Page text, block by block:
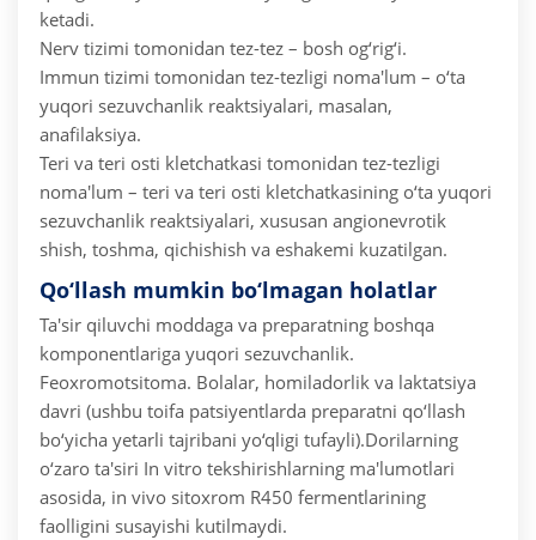
ketadi.
Nerv tizimi tomonidan tez-tez – bosh og‘rig‘i.
Immun tizimi tomonidan tez-tezligi noma'lum – o‘ta
yuqori sezuvchanlik reaktsiyalari, masalan,
anafilaksiya.
Teri va teri osti kletchatkasi tomonidan tez-tezligi
noma'lum – teri va teri osti kletchatkasining o‘ta yuqori
sezuvchanlik reaktsiyalari, xususan angionevrotik
shish, toshma, qichishish va eshakemi kuzatilgan.
Qo‘llash mumkin bo‘lmagan holatlar
Ta'sir qiluvchi moddaga va preparatning boshqa
komponentlariga yuqori sezuvchanlik.
Feoxromotsitoma. Bolalar, homiladorlik va laktatsiya
davri (ushbu toifa patsiyentlarda preparatni qo‘llash
bo‘yicha yetarli tajribani yo‘qligi tufayli).Dorilarning
o‘zaro ta'siri In vitro tekshirishlarning ma'lumotlari
asosida, in vivo sitoxrom R450 fermentlarining
faolligini susayishi kutilmaydi.